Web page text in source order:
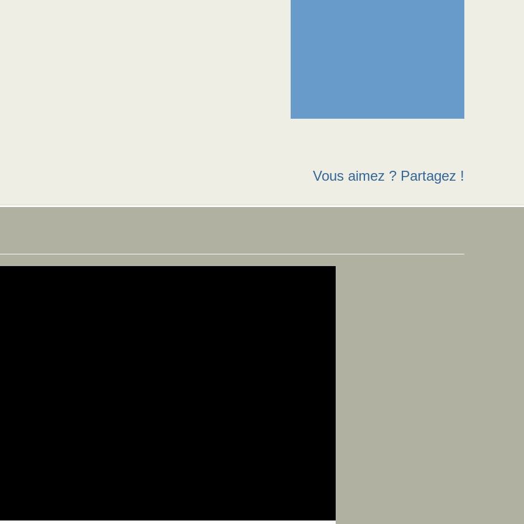
Vous aimez ? Partagez !